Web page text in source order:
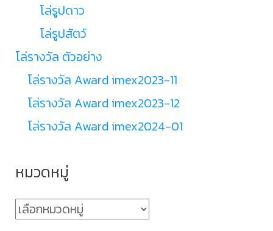
โล่รูปดาว
โล่รูปสัตว์
โล่รางวัล ตัวอย่าง
โล่รางวัล Award imex2023-11
โล่รางวัล Award imex2023-12
โล่รางวัล Award imex2024-01
หมวดหมู่
หมวด